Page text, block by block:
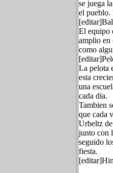
se juega
el
El equipo
amplio en
como
La pelota
esta
una
cada dia.
Tambien
que cada
Urbeltz
junto con
seguido
fiesta.